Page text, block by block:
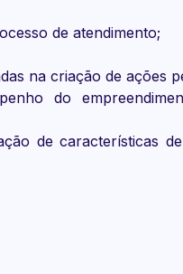
de atendimento;
na criação de ações
do
de características